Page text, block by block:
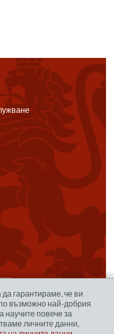
гарантираме, че ви
възможно най-добрия
научите повече за
личните данни,